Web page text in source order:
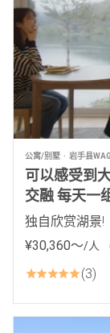
公寓/别墅 岩手县
可以感受到
交融 每天一
独自欣赏湖景!
¥30,360〜/人
3